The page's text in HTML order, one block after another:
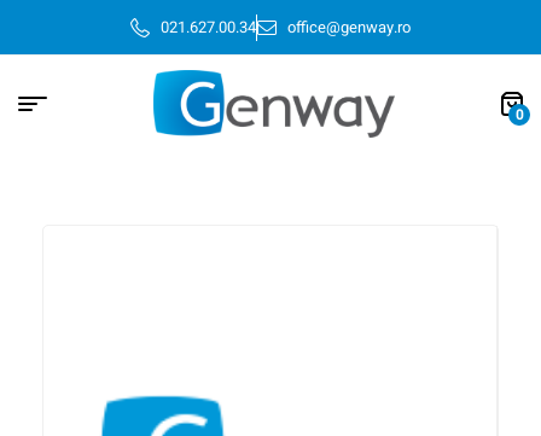
021.627.00.34 office@genway.ro
0